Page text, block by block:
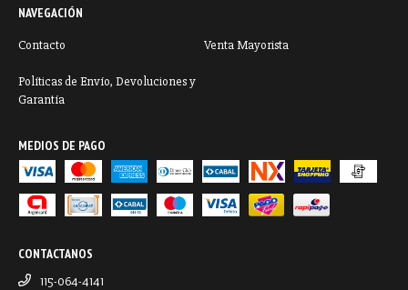
NAVEGACIÓN
Contacto Venta Mayorista
Políticas de Envío, Devoluciones y
Garantía
MEDIOS DE PAGO
CONTACTANOS
115-064-4141